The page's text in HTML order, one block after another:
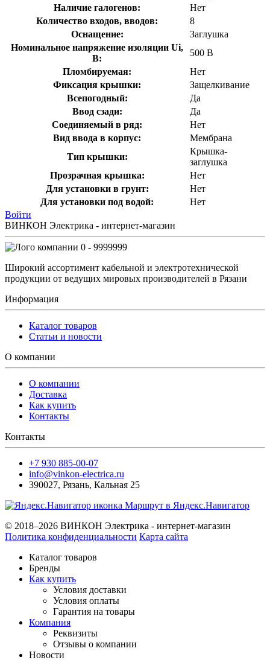
Наличие галогенов:
Нет
Количество входов, вводов:
8
Оснащение:
Заглушка
Номинальное напряжение изоляции Ui,
В:
500 В
Пломбируемая:
Нет
Фиксация крышки:
Защелкивание
Всепогодный:
Да
Ввод сзади:
Да
Соединяемый в ряд:
Нет
Вид ввода в корпус:
Мембрана
Тип крышки:
Крышка-
заглушка
Прозрачная крышка:
Нет
Для установки в грунт:
Нет
Для установки под водой:
Нет
Войти
ВИНКОН Электрика - интернет-магазин
0 - 9999999
Широкий ассортимент кабельной и электротехнической
продукции от ведущих мировых производителей в Рязани
Информация
Каталог товаров
Статьи и новости
О компании
О компании
Доставка
Как купить
Контакты
Контакты
+7 930 885-00-07
info@vinkon-electrica.ru
390027, Рязань, Кальная 25
Маршрут в Яндекс.Навигатор
© 2018–2026 ВИНКОН Электрика - интернет-магазин
Политика конфиденциальности Карта сайта
Каталог товаров
Бренды
Как купить
Условия доставки
Условия оплаты
Гарантия на товары
Компания
Реквизиты
Отзывы о компании
Новости